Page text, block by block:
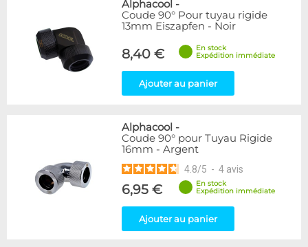
Alphacool -
Coude 90° Pour tuyau rigide
13mm Eiszapfen - Noir
8,40 €
En stock
Expédition immédiate
Ajouter au panier
Alphacool -
Coude 90° pour Tuyau Rigide
16mm - Argent
4.8/5 - 4 avis
6,95 €
En stock
Expédition immédiate
Ajouter au panier